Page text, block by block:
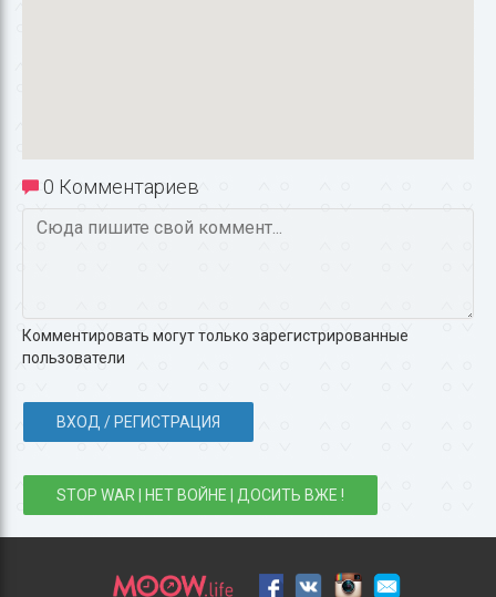
0 Комментариев
Комментировать могут только зарегистрированные
пользователи
ВХОД / РЕГИСТРАЦИЯ
STOP WAR | НЕТ ВОЙНЕ | ДОСИТЬ ВЖЕ !